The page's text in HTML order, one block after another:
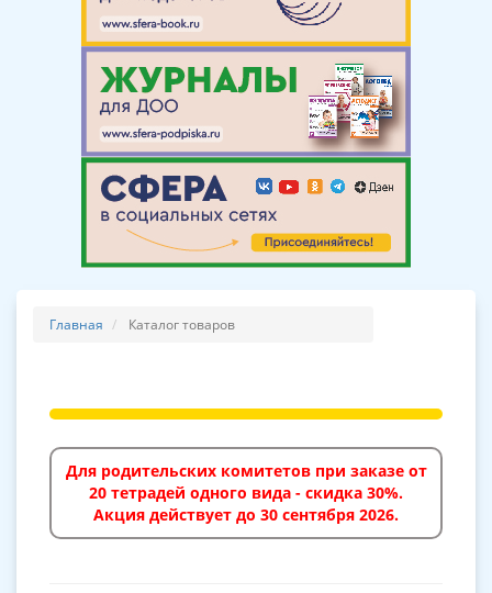
Главная Каталог товаров
Для родительских комитетов при заказе от
20 тетрадей одного вида - скидка 30%.
Акция действует до 30 сентября 2026.